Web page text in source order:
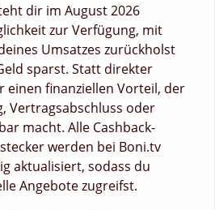
dir im August 2026
zur Verfügung, mit
Umsatzes zurückholst
sparst. Statt direkter
einen finanziellen Vorteil, der
Vertragsabschluss oder
macht. Alle Cashback-
werden bei Boni.tv
aktualisiert, sodass du
Angebote zugreifst.